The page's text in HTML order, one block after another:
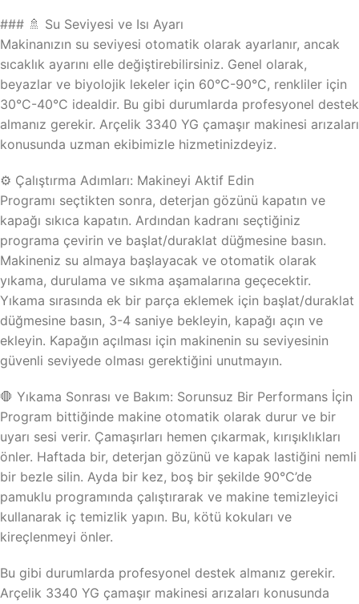
### 🚿 Su Seviyesi ve Isı Ayarı
Makinanızın su seviyesi otomatik olarak ayarlanır, ancak
sıcaklık ayarını elle değiştirebilirsiniz. Genel olarak,
beyazlar ve biyolojik lekeler için 60°C-90°C, renkliler için
30°C-40°C idealdir. Bu gibi durumlarda profesyonel destek
almanız gerekir. Arçelik 3340 YG çamaşır makinesi arızaları
konusunda uzman ekibimizle hizmetinizdeyiz.
⚙️ Çalıştırma Adımları: Makineyi Aktif Edin
Programı seçtikten sonra, deterjan gözünü kapatın ve
kapağı sıkıca kapatın. Ardından kadranı seçtiğiniz
programa çevirin ve başlat/duraklat düğmesine basın.
Makineniz su almaya başlayacak ve otomatik olarak
yıkama, durulama ve sıkma aşamalarına geçecektir.
Yıkama sırasında ek bir parça eklemek için başlat/duraklat
düğmesine basın, 3-4 saniye bekleyin, kapağı açın ve
ekleyin. Kapağın açılması için makinenin su seviyesinin
güvenli seviyede olması gerektiğini unutmayın.
🛑 Yıkama Sonrası ve Bakım: Sorunsuz Bir Performans İçin
Program bittiğinde makine otomatik olarak durur ve bir
uyarı sesi verir. Çamaşırları hemen çıkarmak, kırışıklıkları
önler. Haftada bir, deterjan gözünü ve kapak lastiğini nemli
bir bezle silin. Ayda bir kez, boş bir şekilde 90°C’de
pamuklu programında çalıştırarak ve makine temizleyici
kullanarak iç temizlik yapın. Bu, kötü kokuları ve
kireçlenmeyi önler.
Bu gibi durumlarda profesyonel destek almanız gerekir.
Arçelik 3340 YG çamaşır makinesi arızaları konusunda